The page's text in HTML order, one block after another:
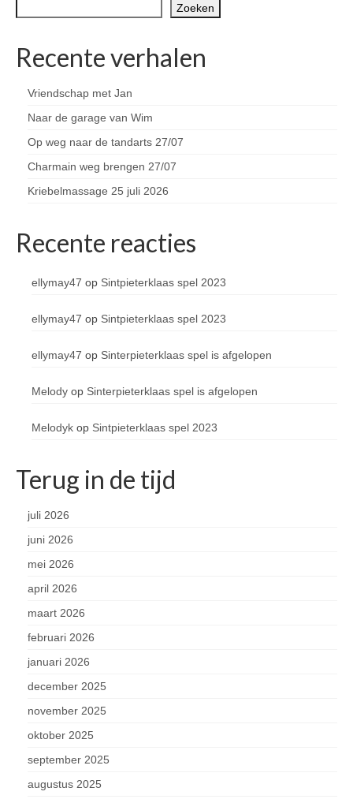
Zoeken
Recente verhalen
Vriendschap met Jan
Naar de garage van Wim
Op weg naar de tandarts 27/07
Charmain weg brengen 27/07
Kriebelmassage 25 juli 2026
Recente reacties
ellymay47 op Sintpieterklaas spel 2023
ellymay47 op Sintpieterklaas spel 2023
ellymay47 op Sinterpieterklaas spel is afgelopen
Melody op Sinterpieterklaas spel is afgelopen
Melodyk op Sintpieterklaas spel 2023
Terug in de tijd
juli 2026
juni 2026
mei 2026
april 2026
maart 2026
februari 2026
januari 2026
december 2025
november 2025
oktober 2025
september 2025
augustus 2025